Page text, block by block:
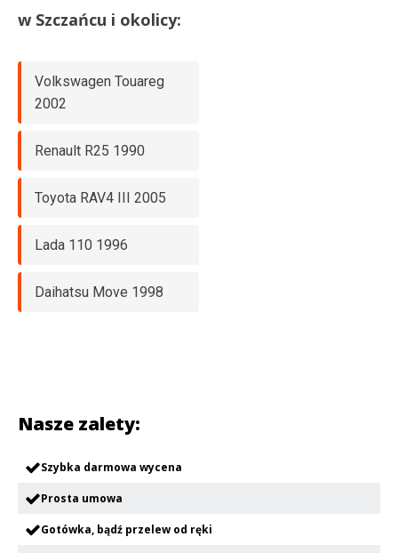
w Szczańcu i okolicy:
Volkswagen Touareg
2002
Renault R25 1990
Toyota RAV4 III 2005
Lada 110 1996
Daihatsu Move 1998
Nasze zalety:
Szybka darmowa wycena
Prosta umowa
Gotówka, bądź przelew od ręki